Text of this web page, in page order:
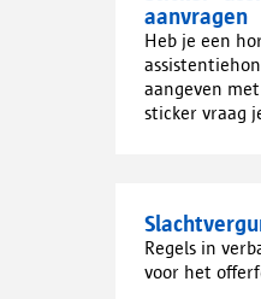
aanvragen
Heb je een
aangeven
sticker vraag
Regels in
voor het